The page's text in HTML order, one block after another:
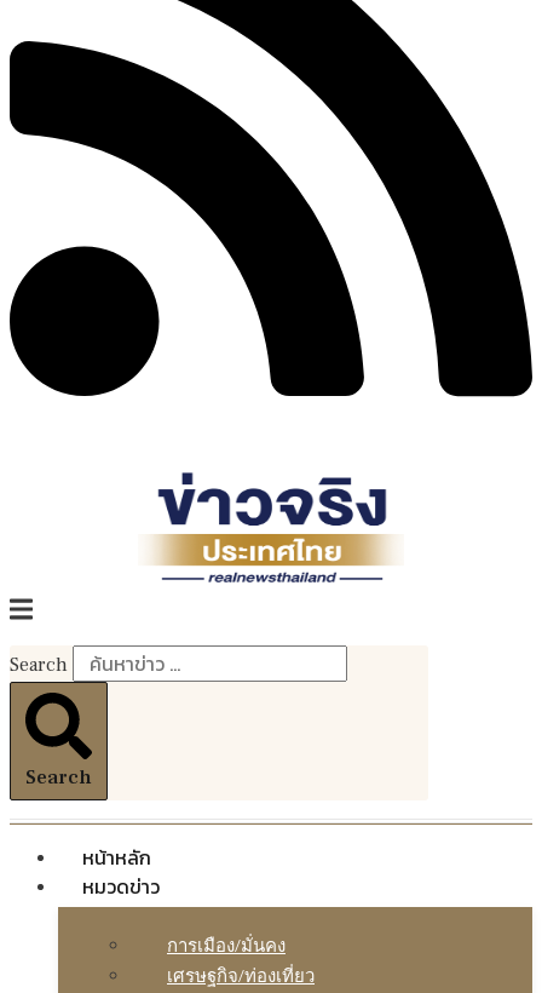
Search
Search
หน้าหลัก
หมวดข่าว
การเมือง/มั่นคง
เศรษฐกิจ/ท่องเที่ยว